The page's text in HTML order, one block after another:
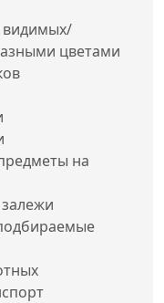
видимых/
цветами
на